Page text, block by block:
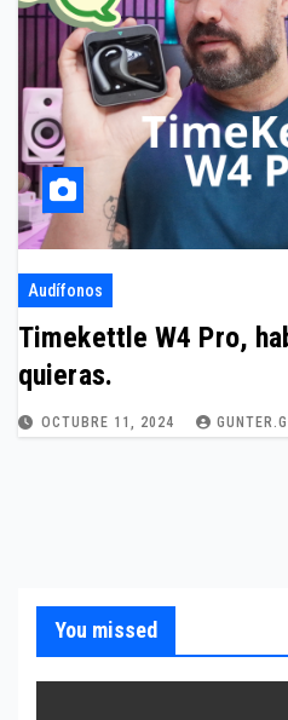
Audífonos
Timekettle W4 Pro,
quieras.
OCTUBRE 11, 2024
You missed